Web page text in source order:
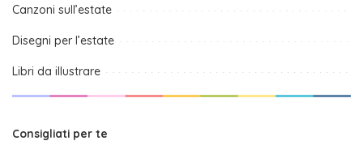
Canzoni sull’estate
Disegni per l’estate
Libri da illustrare
Consigliati per te